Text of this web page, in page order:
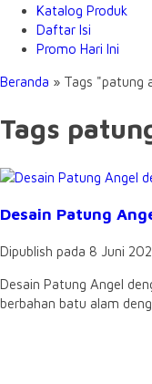
Katalog Produk
Daftar Isi
Promo Hari Ini
Beranda » Tags "patung
Tags
Desain Patung
Dipublish pada 8 Juni
Desain Patung Angel
berbahan batu alam